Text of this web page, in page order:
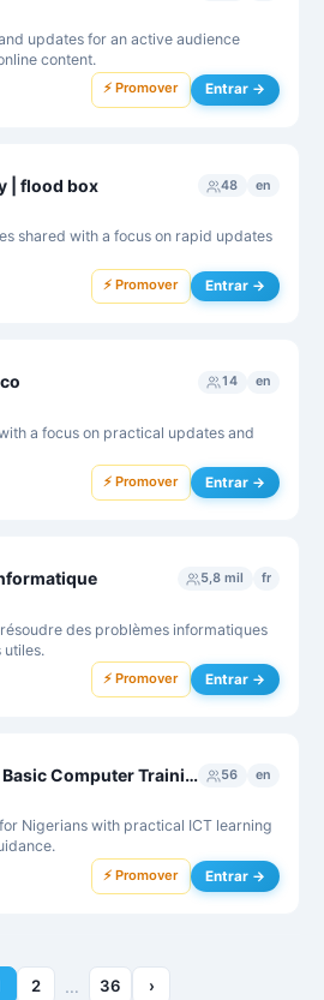
updates for an active audience
content.
⚡ Promover Entrar →
| flood box 48 en
shared with a focus on rapid updates
⚡ Promover Entrar →
14 en
a focus on practical updates and
⚡ Promover Entrar →
5,8 mil fr
des problèmes informatiques
⚡ Promover Entrar →
21-days *FREE Basic Computer Training for Nigerians... 56 en
Nigerians with practical ICT learning
⚡ Promover Entrar →
2 … 36 ›